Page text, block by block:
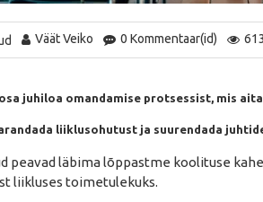
Väät Veiko 0 Kommentaar(id)
juhiloa omandamise protsessist, mis
liiklusohutust ja suurendada
peavad läbima lõppastme koolituse
liikluses toimetulekuks.